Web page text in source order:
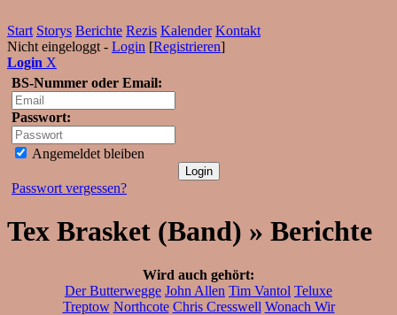
Start Storys Berichte Rezis Kalender Kontakt
Nicht eingeloggt - Login [Registrieren]
Login X
BS-Nummer oder Email:
Passwort:
Angemeldet bleiben
Passwort vergessen?
Tex Brasket (Band) » Berichte
Wird auch gehört:
Der Butterwegge John Allen Tim Vantol Teluxe
Treptow Northcote Chris Cresswell Wonach Wir